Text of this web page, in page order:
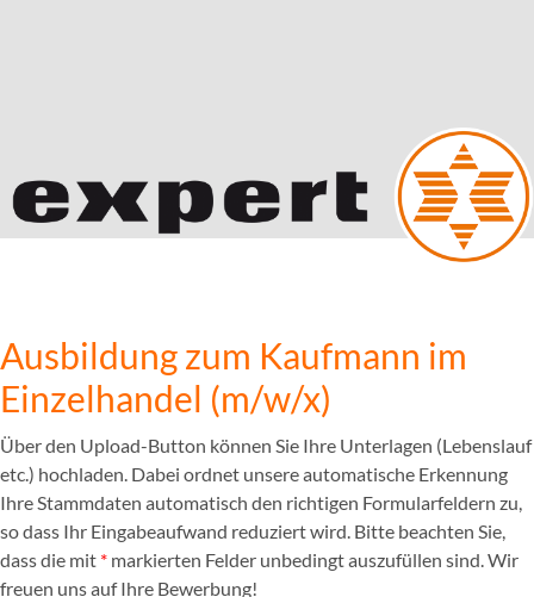
Ausbildung zum Kaufmann im
Einzelhandel (m/w/x)
Über den Upload-Button können Sie Ihre Unterlagen (Lebenslauf
etc.) hochladen. Dabei ordnet unsere automatische Erkennung
Ihre Stammdaten automatisch den richtigen Formularfeldern zu,
so dass Ihr Eingabeaufwand reduziert wird. Bitte beachten Sie,
dass die mit * markierten Felder unbedingt auszufüllen sind. Wir
freuen uns auf Ihre Bewerbung!